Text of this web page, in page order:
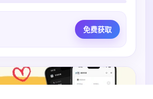
成了几个单词数字，而是在推进自己
免费获取